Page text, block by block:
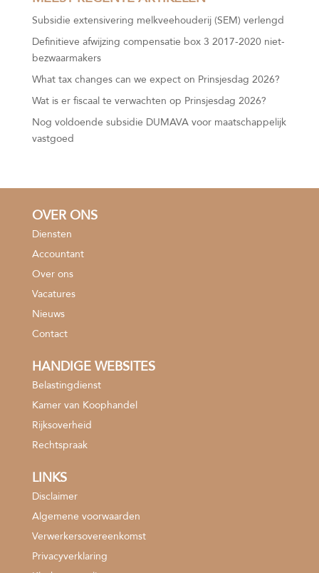
Subsidie extensivering melkveehouderij (SEM) verlengd
Definitieve afwijzing compensatie box 3 2017-2020 niet-
bezwaarmakers
What tax changes can we expect on Prinsjesdag 2026?
Wat is er fiscaal te verwachten op Prinsjesdag 2026?
Nog voldoende subsidie DUMAVA voor maatschappelijk
vastgoed
OVER ONS
Diensten
Accountant
Over ons
Vacatures
Nieuws
Contact
HANDIGE WEBSITES
Belastingdienst
Kamer van Koophandel
Rijksoverheid
Rechtspraak
LINKS
Disclaimer
Algemene voorwaarden
Verwerkersovereenkomst
Privacyverklaring